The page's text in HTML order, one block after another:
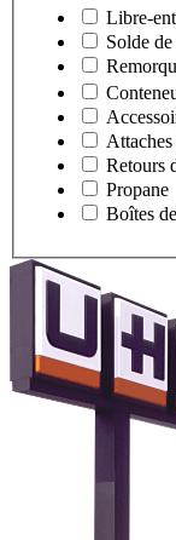
Libre-
Solde
Retours
Propane
Boîtes